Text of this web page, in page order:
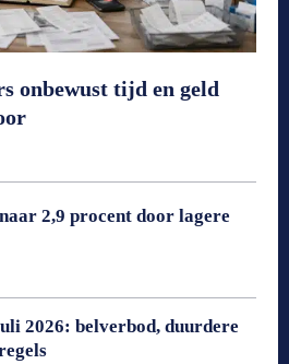
onbewust tijd en geld
2,9 procent door lagere
2026: belverbod, duurdere